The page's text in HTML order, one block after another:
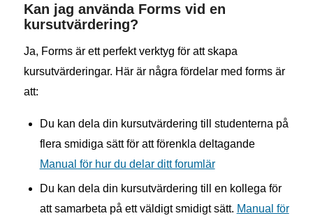
Kan jag använda Forms vid en
kursutvärdering?
Ja, Forms är ett perfekt verktyg för att skapa
kursutvärderingar. Här är några fördelar med forms är
att:
Du kan dela din kursutvärdering till studenterna på
flera smidiga sätt för att förenkla deltagande
Manual för hur du delar ditt forumlär
Du kan dela din kursutvärdering till en kollega för
att samarbeta på ett väldigt smidigt sätt. Manual för